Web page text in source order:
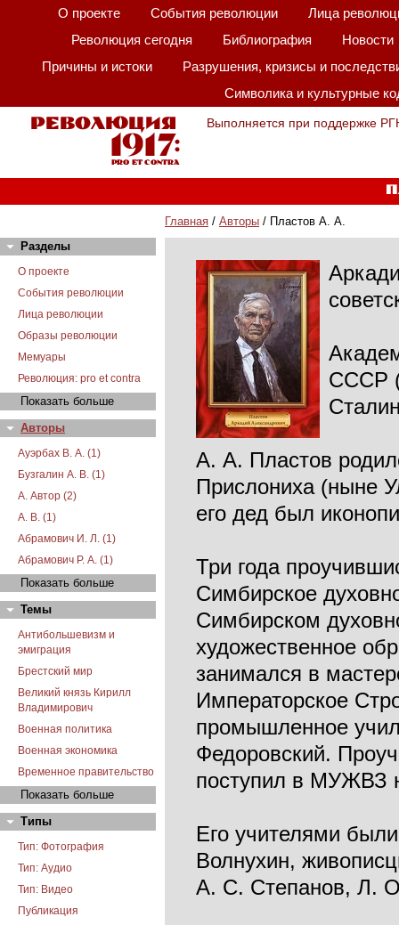
О проекте События революции
Лица
Революция сегодня
Библиография
Новости
Причины и истоки
Разрушения, кризисы и
Символика и культурные
Выполняется при поддержке
Главная / Авторы / Пластов А. А.
Разделы
О проекте
События революции
Лица революции
Образы революции
Мемуары
Революция: pro et contra
Показать больше
Авторы
Ауэрбах В. А. (1)
Бузгалин А. В. (1)
А. Автор (2)
А. В. (1)
Абрамович И. Л. (1)
Абрамович Р. А. (1)
Показать больше
Темы
Антибольшевизм и
эмиграция
Брестский мир
Великий князь Кирилл
Владимирович
Военная политика
Военная экономика
Временное правительство
Показать больше
Типы
Тип: Фотография
Тип: Аудио
Тип: Видео
Публикация
СССР
А. А. Пластов
Прислониха (ныне
его дед был
Три года
Симбирское
Симбирском
художественное
занимался в
Императорское
промышленное
Федоровский.
поступил в МУЖВЗ
Его учителями
Волнухин,
А. С. Степанов, Л.